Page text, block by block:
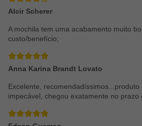
Alcir Scherer
A mochila tem uma acabamento muito
custo/benefício;
Anna Karina Brandt Lovato
Excelente,
impecável, chegou exatamente no prazo